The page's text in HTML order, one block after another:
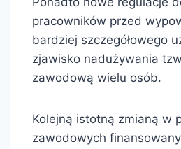
pracowników przed
bardziej szczegółowego
zjawisko nadużywania
zawodową wielu osób.
Kolejną istotną zmianą w
zawodowych